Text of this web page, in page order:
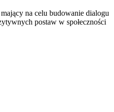
na celu budowanie dialogu
postaw w społeczności